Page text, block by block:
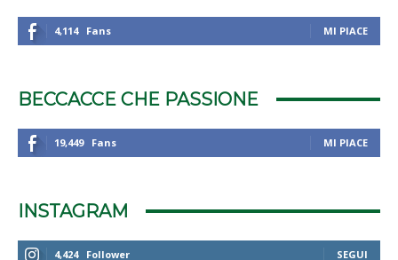
4,114 Fans MI PIACE
BECCACCE CHE PASSIONE
19,449 Fans MI PIACE
INSTAGRAM
4,424 Follower SEGUI